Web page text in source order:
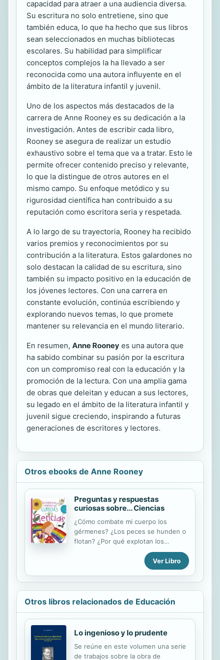
capacidad para atraer a una audiencia diversa.
Su escritura no solo entretiene, sino que
también educa, lo que ha hecho que sus libros
sean seleccionados en muchas bibliotecas
escolares. Su habilidad para simplificar
conceptos complejos la ha llevado a ser
reconocida como una autora influyente en el
ámbito de la literatura infantil y juvenil.
Uno de los aspectos más destacados de la
carrera de Anne Rooney es su dedicación a la
investigación. Antes de escribir cada libro,
Rooney se asegura de realizar un estudio
exhaustivo sobre el tema que va a tratar. Esto le
permite ofrecer contenido preciso y relevante,
lo que la distingue de otros autores en el
mismo campo. Su enfoque metódico y su
rigurosidad científica han contribuido a su
reputación como escritora seria y respetada.
A lo largo de su trayectoria, Rooney ha recibido
varios premios y reconocimientos por su
contribución a la literatura. Estos galardones no
solo destacan la calidad de su escritura, sino
también su impacto positivo en la educación de
los jóvenes lectores. Con una carrera en
constante evolución, continúa escribiendo y
explorando nuevos temas, lo que promete
mantener su relevancia en el mundo literario.
En resumen, Anne Rooney es una autora que
ha sabido combinar su pasión por la escritura
con un compromiso real con la educación y la
promoción de la lectura. Con una amplia gama
de obras que deleitan y educan a sus lectores,
su legado en el ámbito de la literatura infantil y
juvenil sigue creciendo, inspirando a futuras
generaciones de escritores y lectores.
Otros ebooks de Anne Rooney
Preguntas y respuestas
curiosas sobre... Ciencias
¿Cómo combate mi cuerpo los
gérmenes? ¿Los peces se hunden o
flotan? ¿Por qué explotan los
globos? ¿Se te ocurren muchas
preguntas curiosas? ¡Este libro está
lleno de respuestas alucinantes! Sus
divertidas ilustraciones y
asombrosos datos exploran todo lo
que tiene de magnífico, maravilloso y
Esta entretenida colección ofrece
respuestas a las típicas preguntas
que hacen los niños. ¿Cómo se
forma un arcoíris? ¿Por qué flotan los
Ver Libro
Otros libros relacionados de Educación
Lo ingenioso y lo prudente
Se reúne en este volumen una serie
de trabajos sobre la obra de